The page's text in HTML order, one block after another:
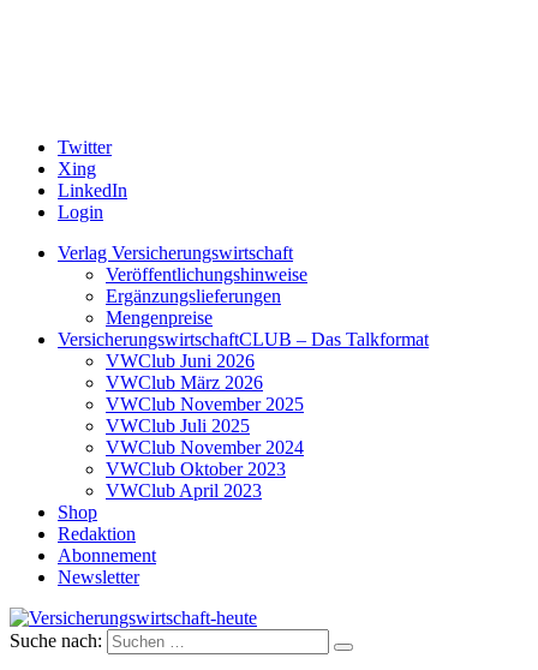
Twitter
Xing
LinkedIn
Login
Verlag Versicherungswirtschaft
Veröffentlichungshinweise
Ergänzungslieferungen
Mengenpreise
VersicherungswirtschaftCLUB – Das Talkformat
VWClub Juni 2026
VWClub März 2026
VWClub November 2025
VWClub Juli 2025
VWClub November 2024
VWClub Oktober 2023
VWClub April 2023
Shop
Redaktion
Abonnement
Newsletter
Versicherungswirtschaft-heute
Suche nach: